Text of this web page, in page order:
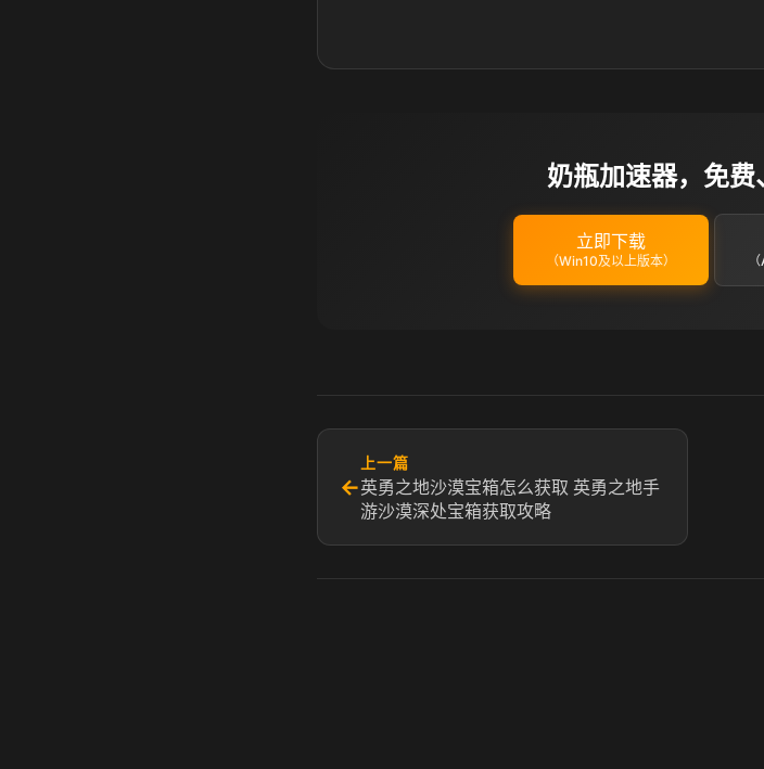
奶瓶加速器，免
立即下载
（Win10及以上版本）
←
上一篇
英勇之地沙漠宝箱怎么获取 英勇之地手
游沙漠深处宝箱获取攻略